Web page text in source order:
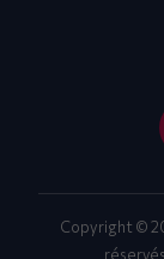
Copyright ©